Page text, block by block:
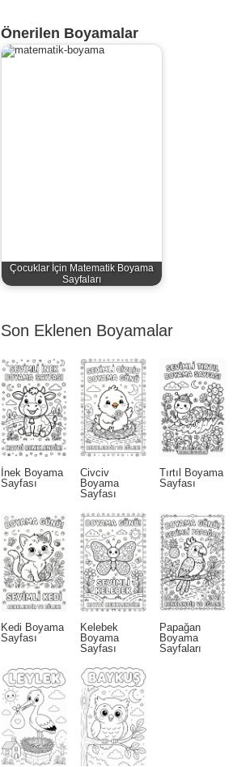
Önerilen Boyamalar
Çocuklar İçin Matematik Boyama
Sayfaları
Son Eklenen Boyamalar
İnek Boyama
Sayfası
Civciv
Boyama
Sayfası
Tırtıl Boyama
Sayfası
Kedi Boyama
Sayfası
Kelebek
Boyama
Sayfası
Papağan
Boyama
Sayfaları